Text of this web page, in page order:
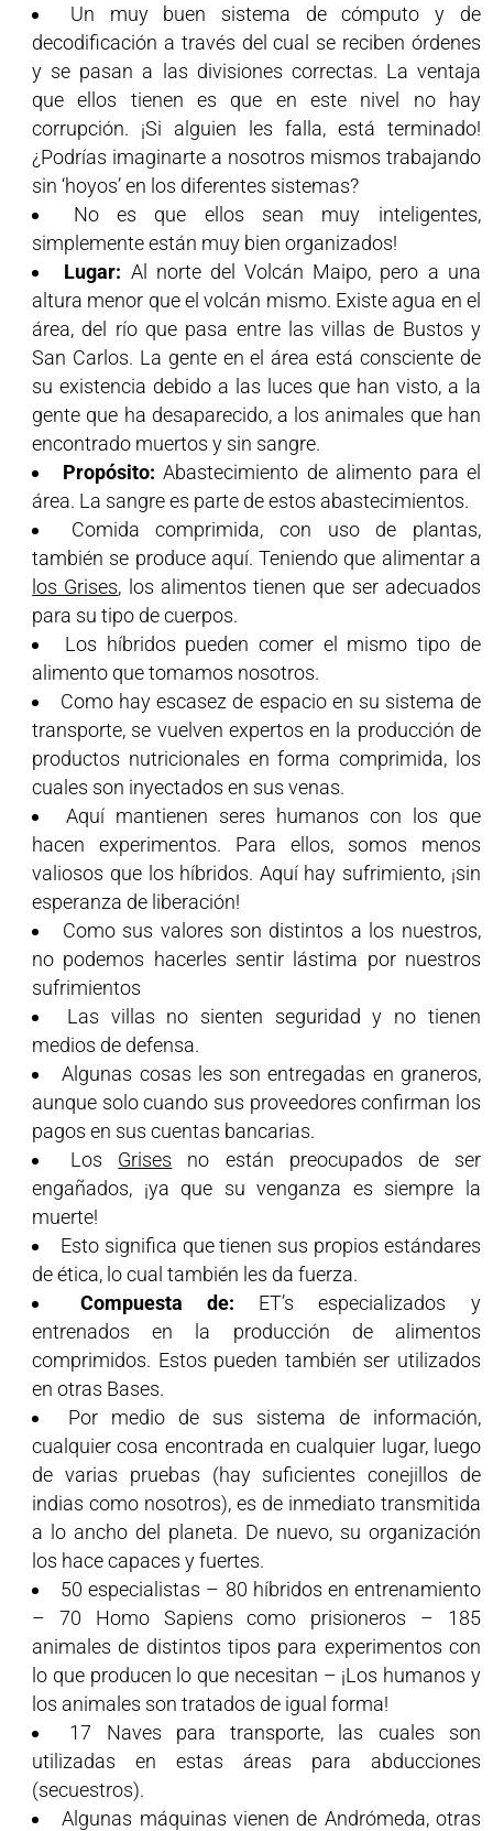
Un muy buen sistema de cómputo y de
decodificación a través del cual se reciben órdenes
y se pasan a las divisiones correctas. La ventaja
que ellos tienen es que en este nivel no hay
corrupción. ¡Si alguien les falla, está terminado!
¿Podrías imaginarte a nosotros mismos trabajando
sin ‘hoyos’ en los diferentes sistemas?
No es que ellos sean muy inteligentes,
simplemente están muy bien organizados!
Lugar: Al norte del Volcán Maipo, pero a una
altura menor que el volcán mismo. Existe agua en el
área, del río que pasa entre las villas de Bustos y
San Carlos. La gente en el área está consciente de
su existencia debido a las luces que han visto, a la
gente que ha desaparecido, a los animales que han
encontrado muertos y sin sangre.
Propósito: Abastecimiento de alimento para el
área. La sangre es parte de estos abastecimientos.
Comida comprimida, con uso de plantas,
también se produce aquí. Teniendo que alimentar a
los Grises, los alimentos tienen que ser adecuados
para su tipo de cuerpos.
Los híbridos pueden comer el mismo tipo de
alimento que tomamos nosotros.
Como hay escasez de espacio en su sistema de
transporte, se vuelven expertos en la producción de
productos nutricionales en forma comprimida, los
cuales son inyectados en sus venas.
Aquí mantienen seres humanos con los que
hacen experimentos. Para ellos, somos menos
valiosos que los híbridos. Aquí hay sufrimiento, ¡sin
esperanza de liberación!
Como sus valores son distintos a los nuestros,
no podemos hacerles sentir lástima por nuestros
sufrimientos
Las villas no sienten seguridad y no tienen
medios de defensa.
Algunas cosas les son entregadas en graneros,
aunque solo cuando sus proveedores confirman los
pagos en sus cuentas bancarias.
Los Grises no están preocupados de ser
engañados, ¡ya que su venganza es siempre la
muerte!
Esto significa que tienen sus propios estándares
de ética, lo cual también les da fuerza.
Compuesta de: ET’s especializados y
entrenados en la producción de alimentos
comprimidos. Estos pueden también ser utilizados
en otras Bases.
Por medio de sus sistema de información,
cualquier cosa encontrada en cualquier lugar, luego
de varias pruebas (hay suficientes conejillos de
indias como nosotros), es de inmediato transmitida
a lo ancho del planeta. De nuevo, su organización
los hace capaces y fuertes.
50 especialistas – 80 híbridos en entrenamiento
– 70 Homo Sapiens como prisioneros – 185
animales de distintos tipos para experimentos con
lo que producen lo que necesitan – ¡Los humanos y
los animales son tratados de igual forma!
17 Naves para transporte, las cuales son
utilizadas en estas áreas para abducciones
(secuestros).
Algunas máquinas vienen de Andrómeda, otras